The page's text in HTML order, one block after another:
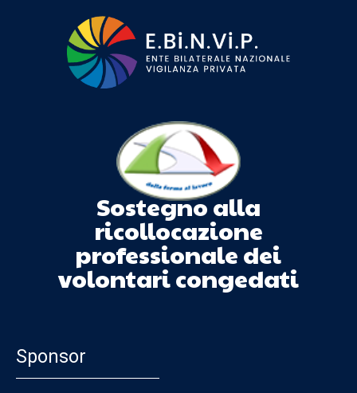
Sostegno alla
ricollocazione
professionale dei
volontari congedati
Sponsor